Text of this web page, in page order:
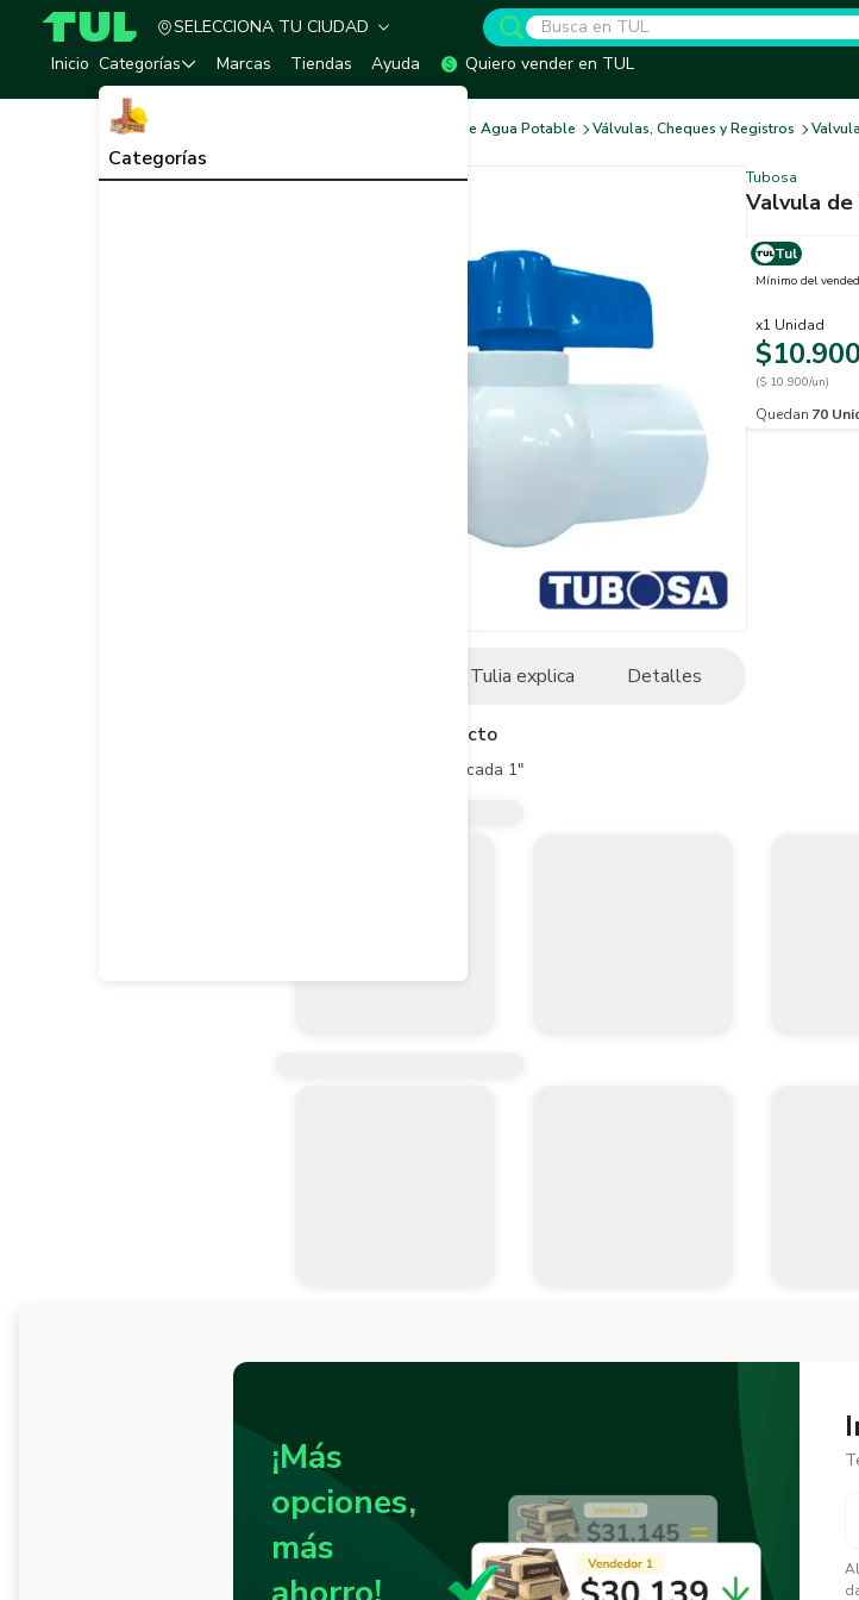
TUL - Tu Marketplace de Construcción
SELECCIONA TU CIUDAD
Inicio Categorías
Categorías
Marcas Tiendas Ayuda Quiero vender en TUL
Redes de Agua Potable Válvulas, Cheques y Registros
Tulia explica Detalles
Descripción del producto
Valvula de Bola PVC Roscada 1"
Tubosa
Valvula de
Tul
Mínimo del
x1 Unidad
$10.900
($ 10.900/un)
Quedan 70
¡Más
opciones,
más